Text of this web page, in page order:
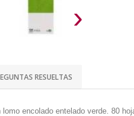
›
RESUELTAS
encolado entelado verde. 80